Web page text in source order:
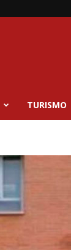
TURISMO